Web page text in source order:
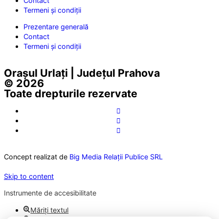
Termeni și condiții
Prezentare generală
Contact
Termeni și condiții
Orașul Urlați | Județul Prahova
© 2026
Toate drepturile rezervate
Concept realizat de Big Media Relații Publice SRL
Skip to content
Instrumente de accesibilitate
Măriți textul